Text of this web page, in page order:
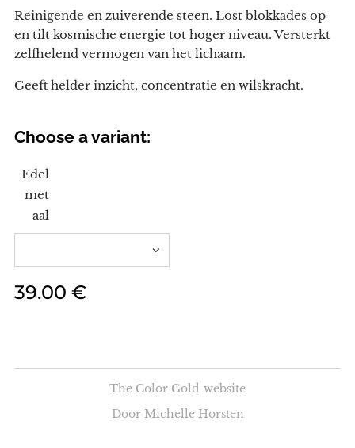
Reinigende en zuiverende steen. Lost blokkades op
en tilt kosmische energie tot hoger niveau. Versterkt
zelfhelend vermogen van het lichaam.
Geeft helder inzicht, concentratie en wilskracht.
Choose a variant:
Edel
met
aal
39.00 €
The Color Gold-website
Door Michelle Horsten